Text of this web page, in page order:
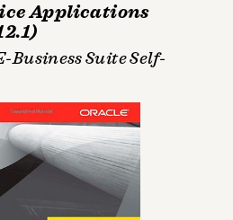
Applications
Business Suite Self-